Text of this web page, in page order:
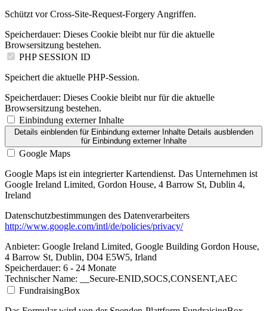
Schützt vor Cross-Site-Request-Forgery Angriffen.
Speicherdauer: Dieses Cookie bleibt nur für die aktuelle
Browsersitzung bestehen.
PHP SESSION ID
Speichert die aktuelle PHP-Session.
Speicherdauer: Dieses Cookie bleibt nur für die aktuelle
Browsersitzung bestehen.
Einbindung externer Inhalte
Details einblendenfür Einbindung externer Inhalte Details ausblenden
für Einbindung externer Inhalte
Google Maps
Google Maps ist ein integrierter Kartendienst. Das Unternehmen ist
Google Ireland Limited, Gordon House, 4 Barrow St, Dublin 4,
Ireland
Datenschutzbestimmungen des Datenverarbeiters
http://www.google.com/intl/de/policies/privacy/
Anbieter: Google Ireland Limited, Google Building Gordon House,
4 Barrow St, Dublin, D04 E5W5, Irland
Speicherdauer: 6 - 24 Monate
Technischer Name: __Secure-ENID,SOCS,CONSENT,AEC
FundraisingBox